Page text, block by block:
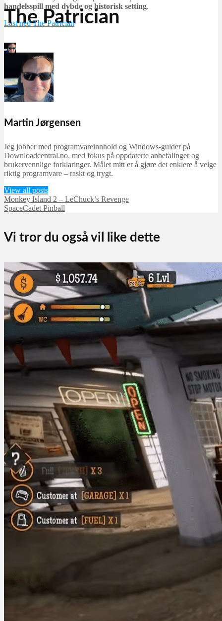
The Patrician
Martin Jørgensen
november 2, 2025
handelsspill med dybde og historisk setting.
Last ned The Patrician
Martin Jørgensen
Jeg jobber med programvareinnhold og Windows-guider på
Downloadcentral.no, med fokus på oppdaterte anbefalinger og
brukervennlige forklaringer. Målet mitt er å gjøre det enklere å velge
riktig programvare – raskt og trygt.
View all posts
Monkey Island 2 – LeChuck’s Revenge
SpaceCadet Pinball
Vi tror du også vil like dette